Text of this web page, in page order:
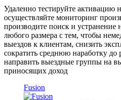
Удаленно тестируйте активацию
осуществляйте мониторинг
производите поиск и устранение
любого размера с тем, чтобы
выездов к клиентам, снизить
сократить среднюю наработку
направить выездные группы на
приносящих доход
Fusion